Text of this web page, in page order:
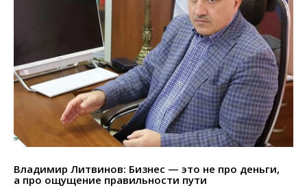
Владимир Литвинов: Бизнес — это не про деньги,
а про ощущение правильности пути